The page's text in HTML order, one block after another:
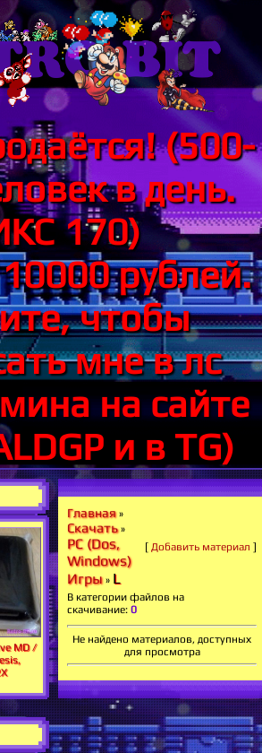
(500-
в день.
170)
рублей.
чтобы
мне в лс
на сайте
и в TG)
MD /
Главная»
Скачать»
PC (Dos,
Windows)
Игры» L
[ Добавить материал ]
В категории файлов на
скачивание: 0
Не найдено материалов, доступных
для просмотра